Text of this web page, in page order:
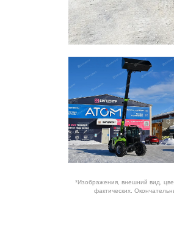
*Изображения, внешний вид,
фактических.